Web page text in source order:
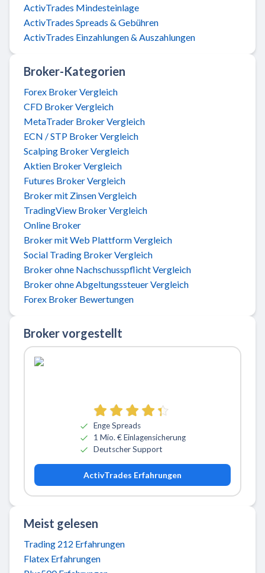
ActivTrades Mindesteinlage
ActivTrades Spreads & Gebühren
ActivTrades Einzahlungen & Auszahlungen
Broker-Kategorien
Forex Broker Vergleich
CFD Broker Vergleich
MetaTrader Broker Vergleich
ECN / STP Broker Vergleich
Scalping Broker Vergleich
Aktien Broker Vergleich
Futures Broker Vergleich
Broker mit Zinsen Vergleich
TradingView Broker Vergleich
Online Broker
Broker mit Web Plattform Vergleich
Social Trading Broker Vergleich
Broker ohne Nachschusspflicht Vergleich
Broker ohne Abgeltungssteuer Vergleich
Forex Broker Bewertungen
Broker vorgestellt
Enge Spreads
1 Mio. € Einlagensicherung
Deutscher Support
ActivTrades Erfahrungen
Meist gelesen
Trading 212 Erfahrungen
Flatex Erfahrungen